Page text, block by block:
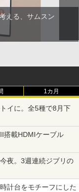
える、サムスン
1カ月
イに。全5種で8月下
搭載HDMIケーブル
夜。3週連続ジブリの
計台をモチーフにした